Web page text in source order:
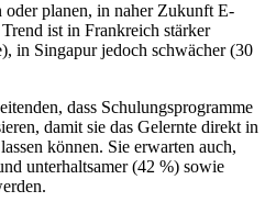
planen, in naher Zukunft E-
ist in Frankreich stärker
in Singapur jedoch schwächer (30
dass Schulungsprogramme
damit sie das Gelernte direkt in
können. Sie erwarten auch,
unterhaltsamer (42 %) sowie